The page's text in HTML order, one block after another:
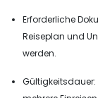
Erforderliche
Reiseplan und
werden.
Gültigkeitsdauer: